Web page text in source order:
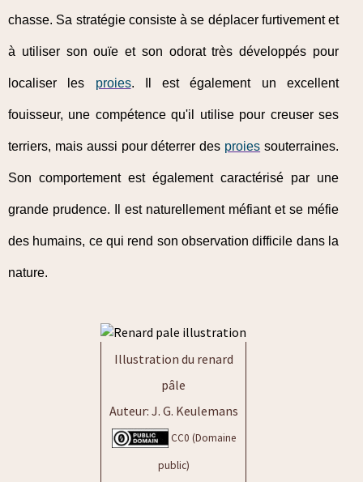
chasse. Sa stratégie consiste à se déplacer furtivement et
à utiliser son ouïe et son odorat très développés pour
localiser les proies. Il est également un excellent
fouisseur, une compétence qu'il utilise pour creuser ses
terriers, mais aussi pour déterrer des proies souterraines.
Son comportement est également caractérisé par une
grande prudence. Il est naturellement méfiant et se méfie
des humains, ce qui rend son observation difficile dans la
nature.
Illustration du renard
pâle
Auteur: J. G. Keulemans
CC0 (Domaine
public)